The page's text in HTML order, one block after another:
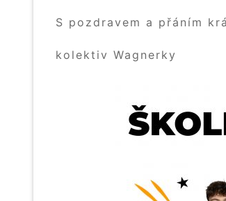
S pozdravem a přáním
kolektiv Wagnerky